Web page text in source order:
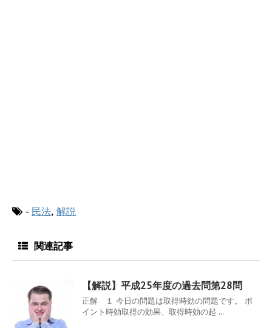
- 民法, 解説
関連記事
【解説】平成25年度の過去問第28問
正解 １ 今日の問題は取得時効の問題です。 ポ
イント時効取得の効果、取得時効の起 ...